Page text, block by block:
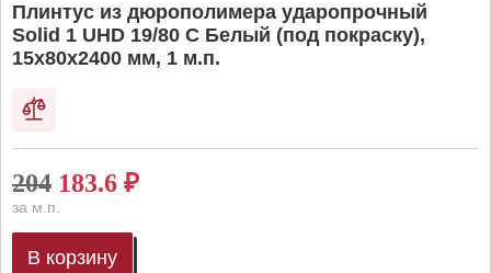
Плинтус из дюрополимера ударопрочный
Solid 1 UHD 19/80 C Белый (под покраску),
15х80х2400 мм, 1 м.п.
204 183.6 ₽
за м.п.
В корзину